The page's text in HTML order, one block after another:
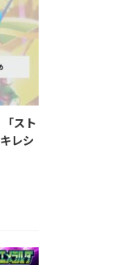
スト
レシ